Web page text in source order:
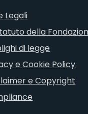
Legali
della
di legge
e Cookie Policy
e Copyright